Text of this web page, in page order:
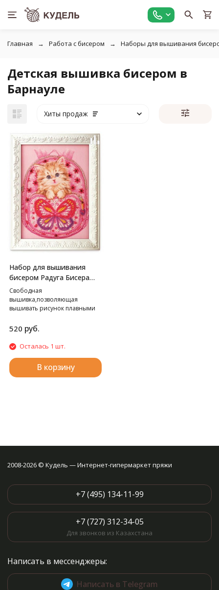
Главная Работа с бисером Наборы для вышивания
Детская вышивка бисером в
Барнауле
Хиты продаж
Набор для вышивания
бисером Радуга Бисера
В-508 Путешественница,
13*18 см
Свободная
вышивка,позволяющая
вышивать рисунок плавными
520 руб.
Осталась 1 шт.
В корзину
2008-2026 © Кудель — Интернет-гипермаркет пряжи
+7 (495) 134-11-99
+7 (727) 312-34-05
Для звонков из Казахстана
Написать в мессенджеры:
Написать в Telegram